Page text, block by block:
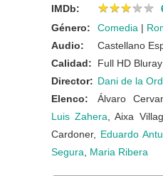
IMDb:
★★★★★
★★★★★
Género:
Comedia |
Audio:
Castellano
Calidad:
Full HD Bluray
Director: Dani de la
Elenco:
Álvaro
Luis Zahera, Aixa
Cardoner, Eduardo
Segura, Maria Ribera